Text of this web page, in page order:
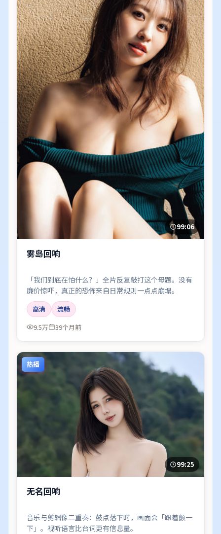
99:06
雾岛回响
「我们到底在怕什么？」全片反复敲打这个母题。没有
廉价惊吓，真正的恐怖来自日常规则一点点崩塌。
高清
流畅
9.5万
39个月前
热播
99:25
无名回响
音乐与剪辑像二重奏：鼓点落下时，画面会「跟着颤一
下」。视听语言比台词更有信息量。